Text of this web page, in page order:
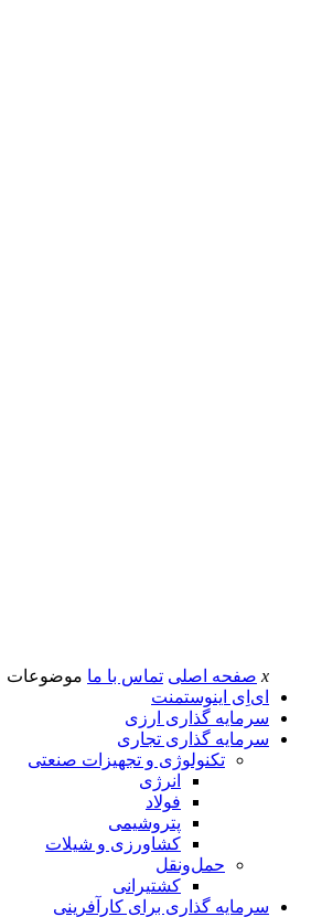
x صفحه اصلی تماس با ما موضوعات
ای‌اِی اینوستمنت
سرمایه گذاری ارزی
سرمایه گذاری تجاری
تکنولوژی و تجهیزات صنعتی
انرژی
فولاد
پتروشیمی
کشاورزی و شیلات
حمل‌و‌نقل
کشتیرانی
سرمایه گذاری برای کارآفرینی